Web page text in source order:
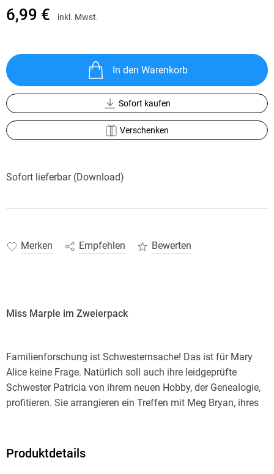
6,99 € inkl. Mwst.
In den Warenkorb
Sofort kaufen
Verschenken
Sofort lieferbar (Download)
Merken Empfehlen Bewerten
Miss Marple im Zweierpack
Familienforschung ist Schwesternsache! Das ist für Mary
Alice keine Frage. Natürlich soll auch ihre leidgeprüfte
Schwester Patricia von ihrem neuen Hobby, der Genealogie,
profitieren. Sie arrangieren ein Treffen mit Meg Bryan, ihres
abrupt hinausläuft und sich wenig später aus dem Fenster
Produktdetails